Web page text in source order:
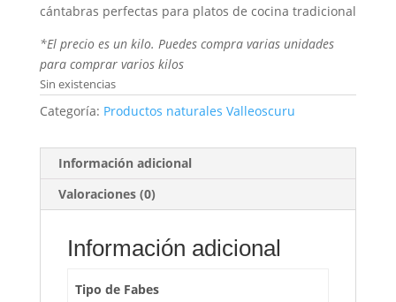
cántabras perfectas para platos de cocina tradicional
*El precio es un kilo. Puedes compra varias unidades
para comprar varios kilos
Sin existencias
Categoría: Productos naturales Valleoscuru
Información adicional
Valoraciones (0)
Información adicional
Tipo de Fabes